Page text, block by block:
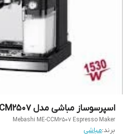
اسپرسوساز مباشی مدل ME-ECM2507
Mebashi ME-CCM2507 Espresso Maker
برند:مباشی